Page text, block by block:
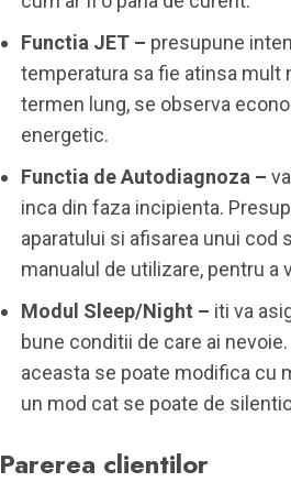
Functia JET – presupune
temperatura sa fie atinsa mult
termen lung, se observa
energetic.
Functia de Autodiagnoza –
inca din faza incipienta.
aparatului si afisarea unui cod
manualul de utilizare, pentru
Modul Sleep/Night – iti va
bune conditii de care ai
aceasta se poate modifica cu
un mod cat se poate de
Parerea clientilor